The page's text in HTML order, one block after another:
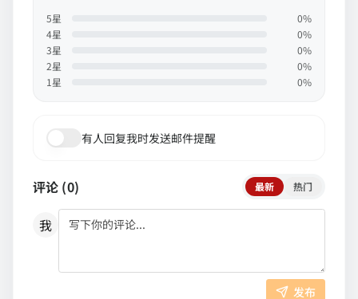
5星 0%
4星 0%
3星 0%
2星 0%
1 星 0%
有人回复我时发送邮件提醒
评论 (0) 最新 热门
我
发布